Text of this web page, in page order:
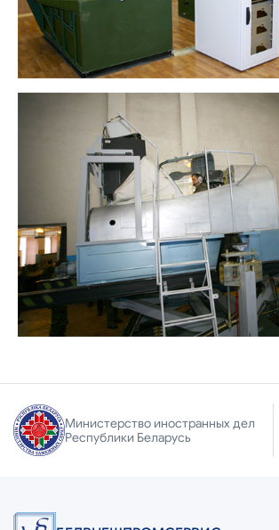
Министерство иностранных дел
Республики Беларусь